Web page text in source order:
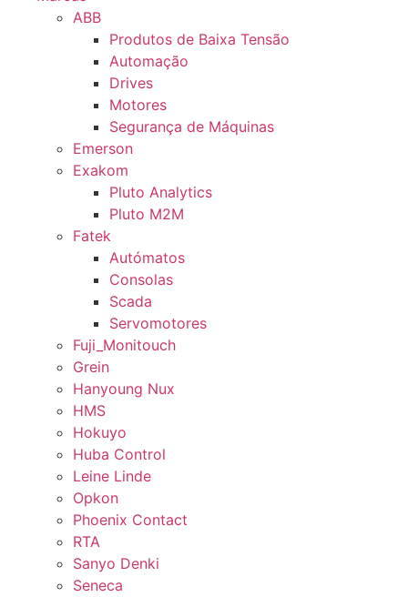
ABB
Produtos de Baixa Tensão
Automação
Drives
Motores
Segurança de Máquinas
Emerson
Exakom
Pluto Analytics
Pluto M2M
Fatek
Autómatos
Consolas
Scada
Servomotores
Fuji_Monitouch
Grein
Hanyoung Nux
HMS
Hokuyo
Huba Control
Leine Linde
Opkon
Phoenix Contact
RTA
Sanyo Denki
Seneca